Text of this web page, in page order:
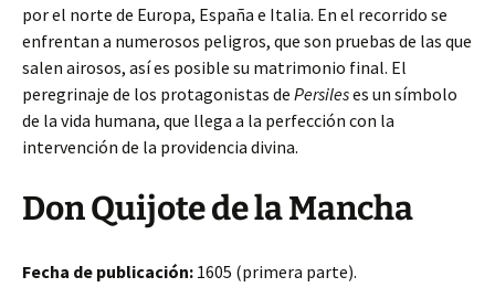
por el norte de Europa, España e Italia. En el recorrido se
enfrentan a numerosos peligros, que son pruebas de las que
salen airosos, así es posible su matrimonio final. El
peregrinaje de los protagonistas de Persileses un símbolo
de la vida humana, que llega a la perfección con la
intervención de la providencia divina.
Don Quijote de la Mancha
Fecha de publicación: 1605 (primera parte).